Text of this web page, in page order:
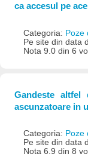
ca accesul pe
Categoria: Poze
Pe site din data
Nota 9.0 din 6
Gandeste
ascunzatoare in
Categoria: Poze
Pe site din data
Nota 6.9 din 8